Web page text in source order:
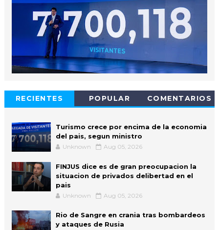
RECIENTES POPULAR COMENTARIOS
Turismo crece por encima de la economia
del pais, segun ministro
Unknown Aug 05, 2026
FINJUS dice es de gran preocupacion la
situacion de privados delibertad en el
pais
Unknown Aug 05, 2026
Rio de Sangre en crania tras bombardeos
y ataques de Rusia